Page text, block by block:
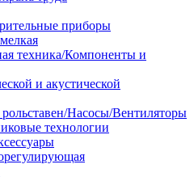
приборы
техника/Компоненты и
и акустической
рольставен/Насосы/Вентиляторы
технологии